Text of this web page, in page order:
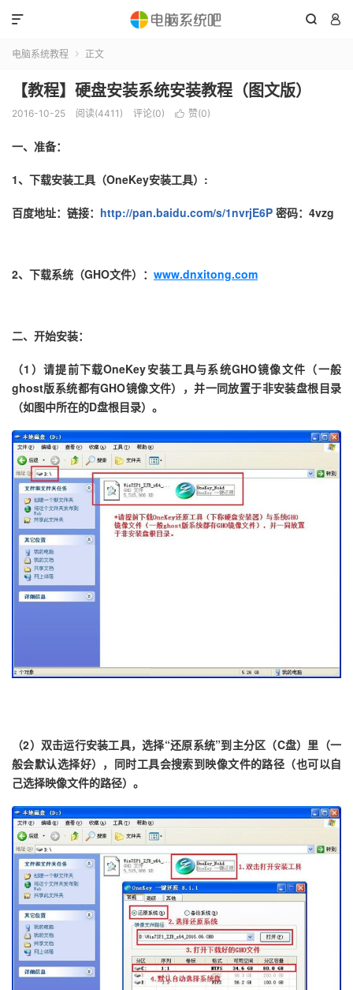
 

电脑系统教程  正文
【教程】硬盘安装系统安装教程（图文版）
2016-10-25 阅读(4411) 评论(0)  赞(0)
一、准备：
1、下载安装工具（OneKey安装工具）:
百度地址：链接： http://pan.baidu.com/s/1nvrjE6P 密码：4vzg
2、下载系统（GHO文件）： www.dnxitong.com
二、开始安装：
（1）请提前下载OneKey安装工具与系统GHO镜像文件（一般
ghost版系统都有GHO镜像文件），并一同放置于非安装盘根目录
（如图中所在的D盘根目录）。
（2）双击运行安装工具，选择“还原系统”到主分区（C盘）里（一
般会默认选择好），同时工具会搜索到映像文件的路径（也可以自
己选择映像文件的路径）。